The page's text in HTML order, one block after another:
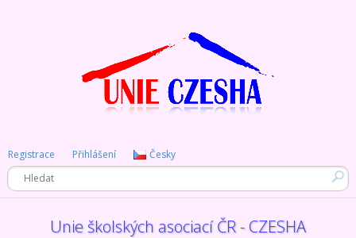
Registrace Přihlášení Česky
Unie školských asociací ČR - CZESHA